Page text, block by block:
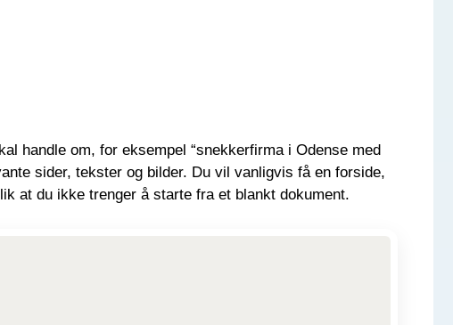
handle om, for eksempel “snekkerfirma i Odense med
sider, tekster og bilder. Du vil vanligvis få en forside,
at du ikke trenger å starte fra et blankt dokument.